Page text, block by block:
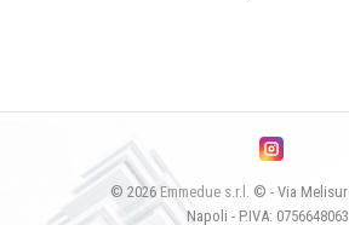
© 2026 Emmedue s.r.l.
© - Via
Napoli - P.IVA: